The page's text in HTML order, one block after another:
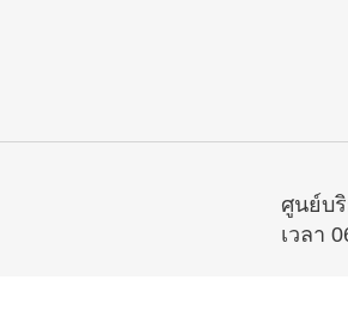
ศูนย์บ
เวลา